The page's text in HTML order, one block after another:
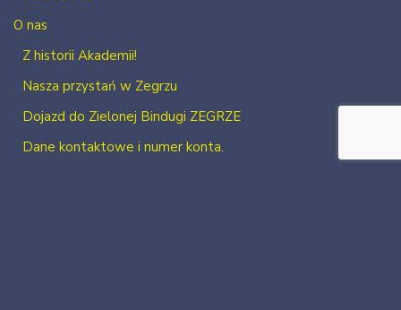
O nas
Z historii Akademii!
Nasza przystań w Zegrzu
Dojazd do Zielonej Bindugi ZEGRZE
Dane kontaktowe i numer konta.